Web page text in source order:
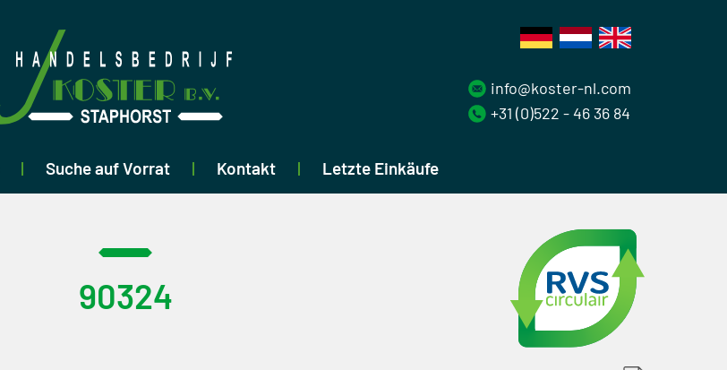
Suche auf Vorrat Kontakt Letzte Einkäufe
info@koster-nl.com
+31 (0)522 - 46 36 84
90324